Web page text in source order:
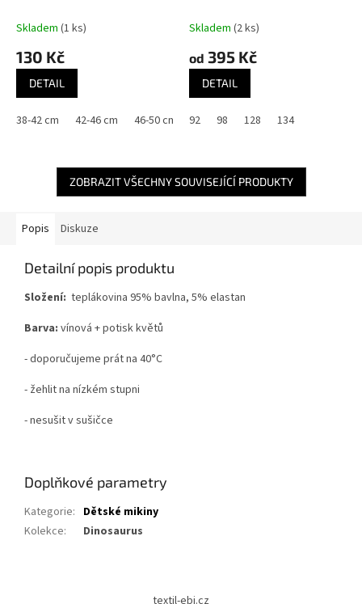
Skladem (1 ks)
130 Kč
DETAIL
38-42 cm 42-46 cm 46-50 cm
Skladem (2 ks)
od 395 Kč
DETAIL
92 98 128 134
ZOBRAZIT VŠECHNY SOUVISEJÍCÍ PRODUKTY
Popis Diskuze
Detailní popis produktu
Složení: teplákovina 95% bavlna, 5% elastan
Barva: vínová + potisk květů
- doporučujeme prát na 40°C
- žehlit na nízkém stupni
- nesušit v sušičce
Doplňkové parametry
Kategorie: Dětské mikiny
Kolekce: Dinosaurus
textil-ebi.cz